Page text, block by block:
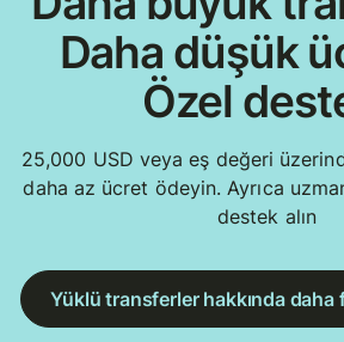
Daha düşük
Özel
25,000 USD veya eş değeri
daha az ücret ödeyin. Ayrıca
destek alın
Yüklü transferler hakkında daha